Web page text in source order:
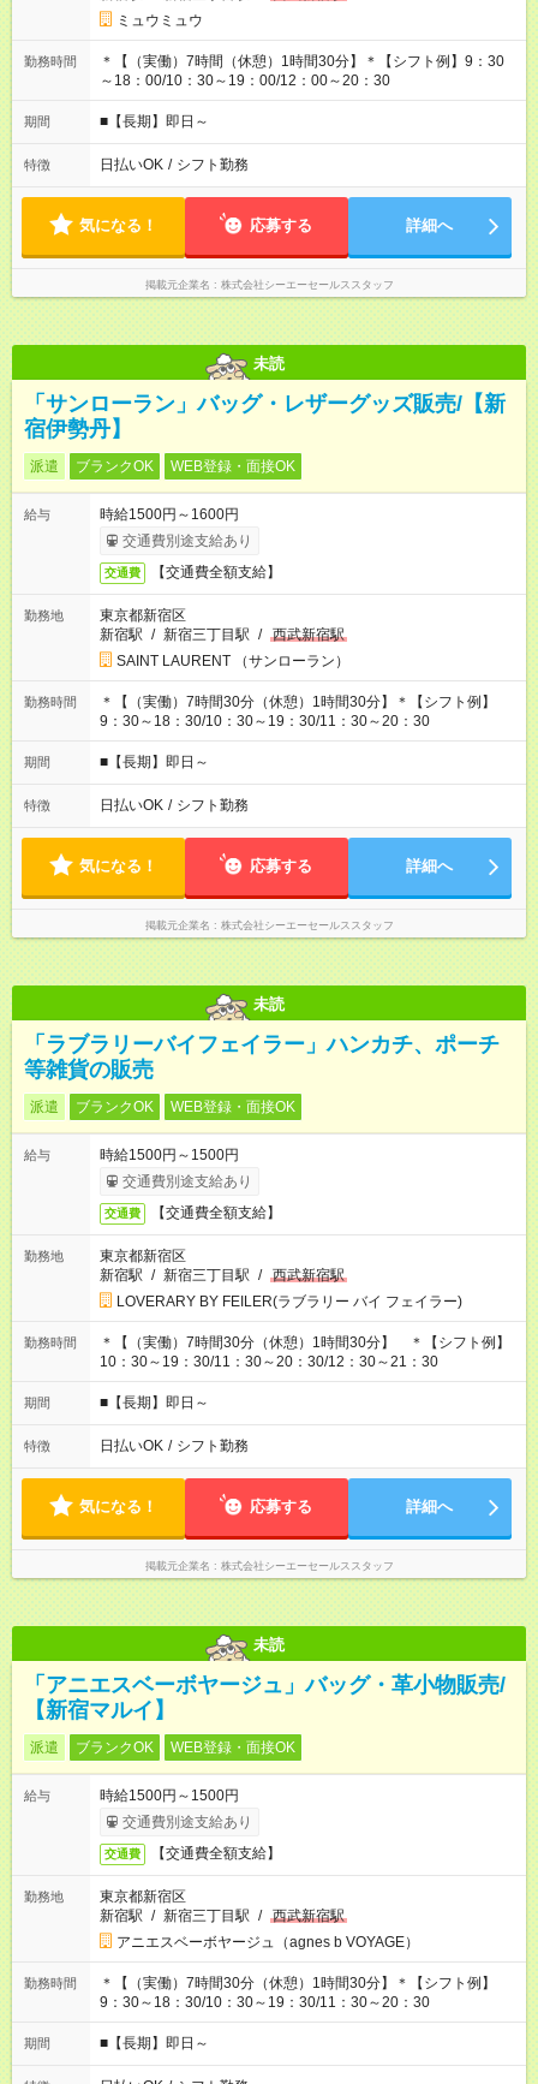
ミュウミュウ
勤務時間
＊【（実働）7時間（休憩）1時間30分】＊【シフト例】9：30
～18：00/10：30～19：00/12：00～20：30
期間 ■【長期】即日～
特徴 日払いOK / シフト勤務
気になる！ 応募する 詳細へ
掲載元企業名 株式会社シーエーセールススタッフ
未読
「サンローラン」バッグ・レザーグッズ販売/【新
宿伊勢丹】
派遣 ブランクOK WEB登録・面接OK
給与
時給1500円～1600円
交通費別途支給あり
交通費 【交通費全額支給】
勤務地
東京都新宿区
新宿駅 / 新宿三丁目駅 / 西武新宿駅
SAINT LAURENT （サンローラン）
勤務時間
＊【（実働）7時間30分（休憩）1時間30分】＊【シフト例】
9：30～18：30/10：30～19：30/11：30～20：30
期間 ■【長期】即日～
特徴 日払いOK / シフト勤務
気になる！ 応募する 詳細へ
掲載元企業名 株式会社シーエーセールススタッフ
未読
「ラブラリーバイフェイラー」ハンカチ、ポーチ
等雑貨の販売
派遣 ブランクOK WEB登録・面接OK
給与
時給1500円～1500円
交通費別途支給あり
交通費 【交通費全額支給】
勤務地
東京都新宿区
新宿駅 / 新宿三丁目駅 / 西武新宿駅
LOVERARY BY FEILER(ラブラリー バイ フェイラー)
勤務時間
＊【（実働）7時間30分（休憩）1時間30分】 ＊【シフト例】
10：30～19：30/11：30～20：30/12：30～21：30
期間 ■【長期】即日～
特徴 日払いOK / シフト勤務
気になる！ 応募する 詳細へ
掲載元企業名 株式会社シーエーセールススタッフ
未読
「アニエスベーボヤージュ」バッグ・革小物販売/
【新宿マルイ】
派遣 ブランクOK WEB登録・面接OK
給与
時給1500円～1500円
交通費別途支給あり
交通費 【交通費全額支給】
勤務地
東京都新宿区
新宿駅 / 新宿三丁目駅 / 西武新宿駅
アニエスベーボヤージュ（agnes b VOYAGE）
勤務時間
＊【（実働）7時間30分（休憩）1時間30分】＊【シフト例】
9：30～18：30/10：30～19：30/11：30～20：30
期間 ■【長期】即日～